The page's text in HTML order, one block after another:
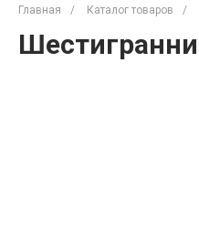
Главная / Каталог товаров /